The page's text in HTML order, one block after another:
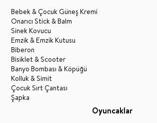
Bebek & Çocuk Güneş Kremi
Onarıcı Stick & Balm
Sinek Kovucu
Emzik & Emzik Kutusu
Biberon
Bisiklet & Scooter
Banyo Bombası & Köpüğü
Kolluk & Simit
Çocuk Sırt Çantası
Şapka
Oyuncaklar